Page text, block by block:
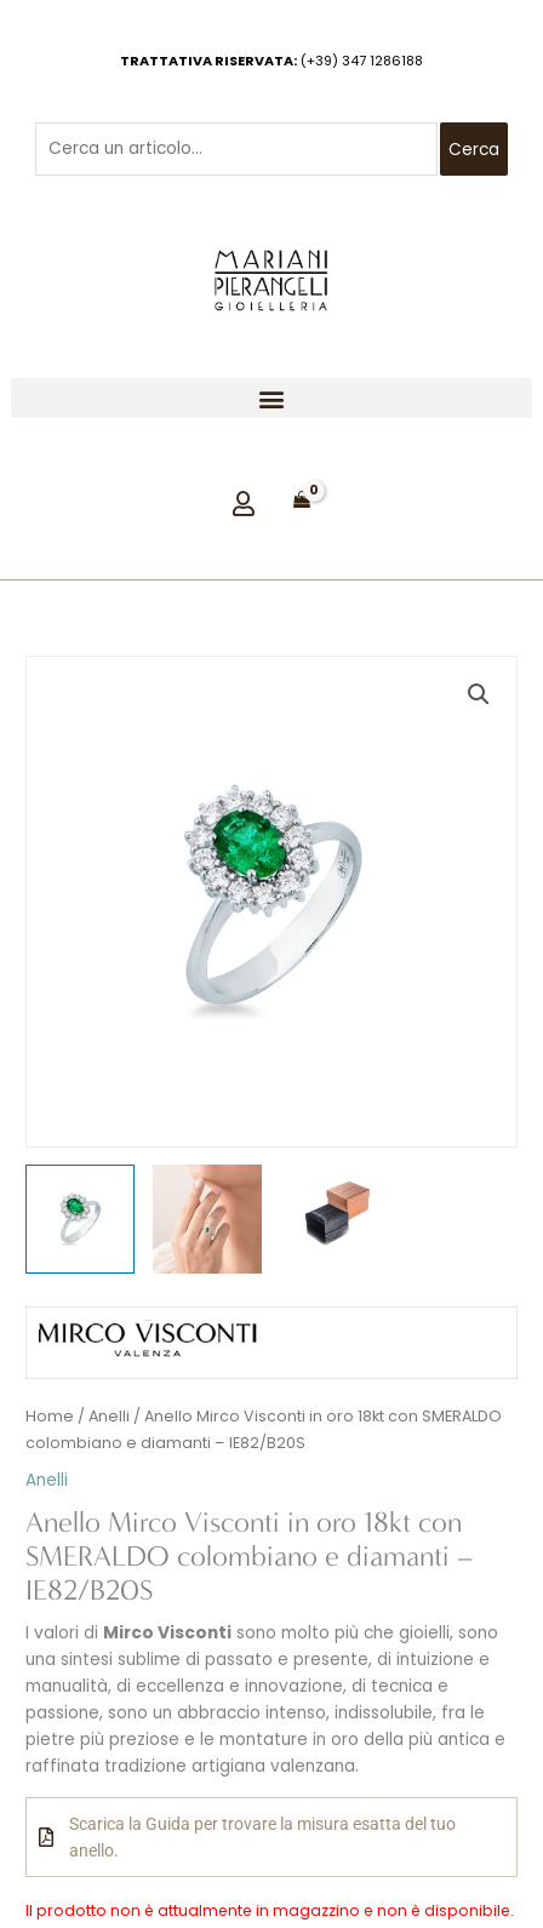
TRATTATIVA RISERVATA: (+39) 347 1286188
Cerca
Home /Anelli / Anello Mirco Visconti in oro 18kt con SMERALDO
colombiano e diamanti – IE82/B20S
Anelli
Anello Mirco Visconti in oro 18kt con
SMERALDO colombiano e diamanti –
IE82/B20S
I valori di Mirco Visconti sono molto più che gioielli, sono
una sintesi sublime di passato e presente, di intuizione e
manualità, di eccellenza e innovazione, di tecnica e
passione, sono un abbraccio intenso, indissolubile, fra le
pietre più preziose e le montature in oro della più antica e
raffinata tradizione artigiana valenzana.
Scarica la Guida per trovare la misura esatta del tuo
anello.
Il prodotto non è attualmente in magazzino e non è disponibile.